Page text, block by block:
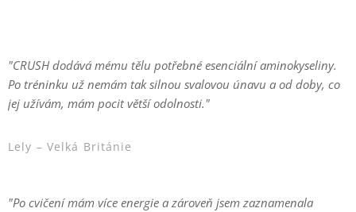
"CRUSH dodává mému tělu potřebné esenciální aminokyseliny.
Po tréninku už nemám tak silnou svalovou únavu a od doby, co
jej užívám, mám pocit větší odolnosti."
Lely – Velká Británie
"Po cvičení mám více energie a zároveň jsem zaznamenala